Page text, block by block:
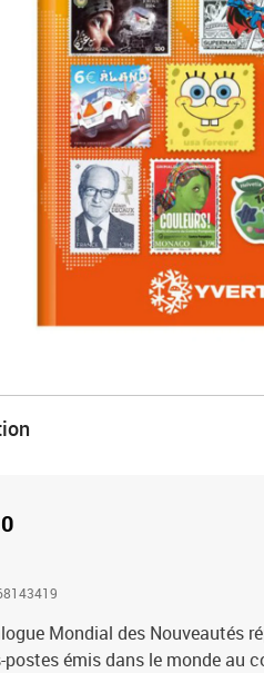
0
Mondial des Nouveautés
émis dans le monde au